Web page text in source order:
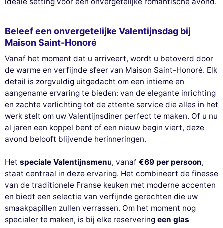
Beleef een onvergetelijke Valentijnsdag bij
Maison Saint-Honoré
Vanaf het moment dat u arriveert, wordt u betoverd door
de warme en verfijnde sfeer van Maison Saint-Honoré. Elk
detail is zorgvuldig uitgedacht om een intieme en
aangename ervaring te bieden: van de elegante inrichting
en zachte verlichting tot de attente service die alles in het
werk stelt om uw Valentijnsdiner perfect te maken. Of u nu
al jaren een koppel bent of een nieuw begin viert, deze
avond belooft blijvende herinneringen.
Het speciale Valentijnsmenu, vanaf €69 per persoon,
staat centraal in deze ervaring. Het combineert de finesse
van de traditionele Franse keuken met moderne accenten
en biedt een selectie van verfijnde gerechten die uw
smaakpapillen zullen verrassen. Om het moment nog
specialer te maken, is bij elke reservering een glas